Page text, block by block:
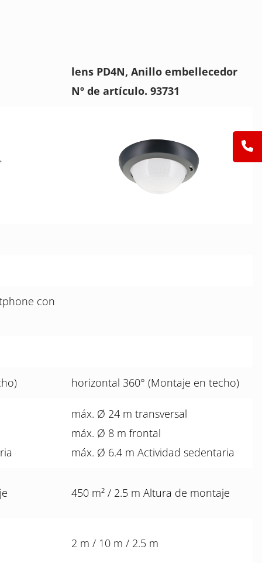
lens PD4N, Anillo embellecedor
Nº de artículo. 93731
con
horizontal 360° (Montaje en techo)
máx. Ø 24 m transversal
máx. Ø 8 m frontal
máx. Ø 6.4 m Actividad sedentaria
450 m² / 2.5 m Altura de montaje
2 m / 10 m / 2.5 m